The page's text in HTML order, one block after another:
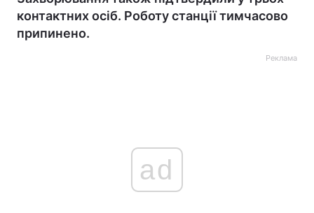
контактних осіб. Роботу станції тимчасово
припинено.
Реклама
ad